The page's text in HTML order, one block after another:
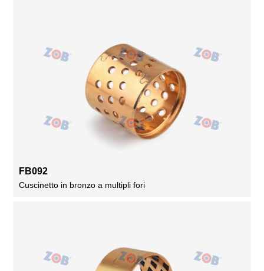
FB092
Cuscinetto in bronzo a multipli fori